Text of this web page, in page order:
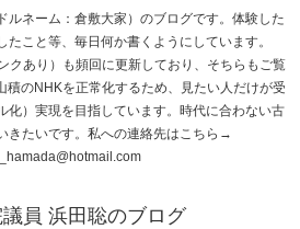
ルネーム：倉敷大家）のブログです。体験した
たこと等、毎日何か書くようにしています。
クあり）も頻回に更新しており、そちらもご覧
積のNHKを正常化するため、見たい人だけが受
化）実現を目指しています。時代に合わない古
きたいです。私への連絡先はこちら→
員 浜田聡のブログ